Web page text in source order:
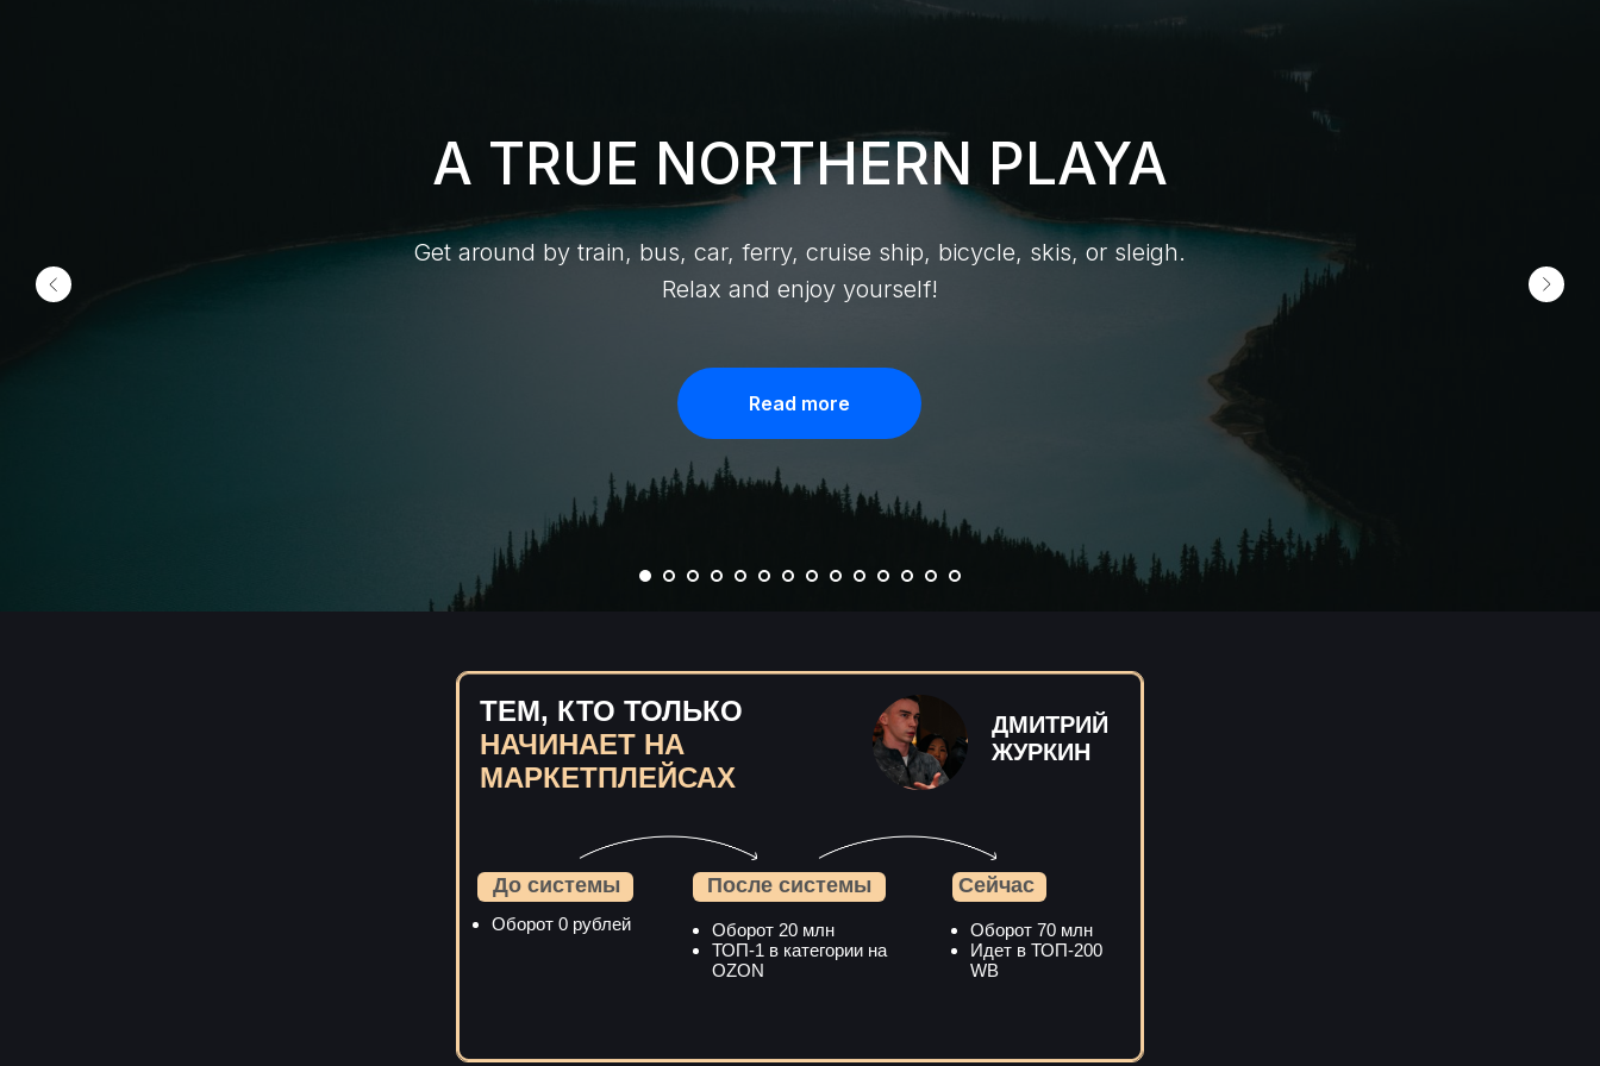
A TRUE NORTHERN PLAYA
Get around by train, bus, car, ferry, cruise ship, bicycle, skis, or sleigh.
Relax and enjoy yourself!
Read more
ТЕМ, КТО ТОЛЬКО
НАЧИНАЕТ НА
МАРКЕТПЛЕЙСАХ
До системы
ДМИТРИЙ
ЖУРКИН
После системы
Оборот 70 млн
Идет в ТОП-200
WB
Оборот 20 млн
ТОП-1 в категории на
OZON
Сейчас
Оборот 0 рублей